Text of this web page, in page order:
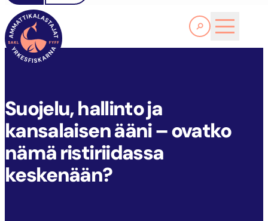
Lue lisää
SAKL
Suojelu, hallinto ja
kansalaisen ääni – ovatko
nämä ristiriidassa
keskenään?